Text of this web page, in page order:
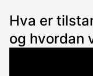
Hva er
og hvordan